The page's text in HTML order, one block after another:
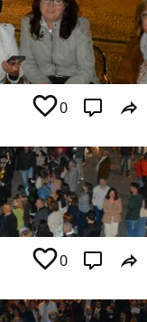
0
0